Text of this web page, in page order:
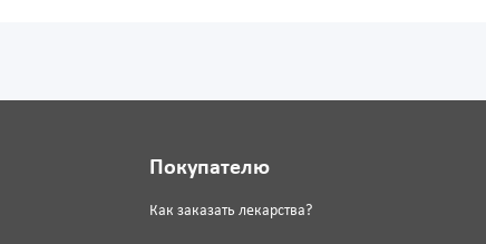
Покупателю
Как заказать лекарства?